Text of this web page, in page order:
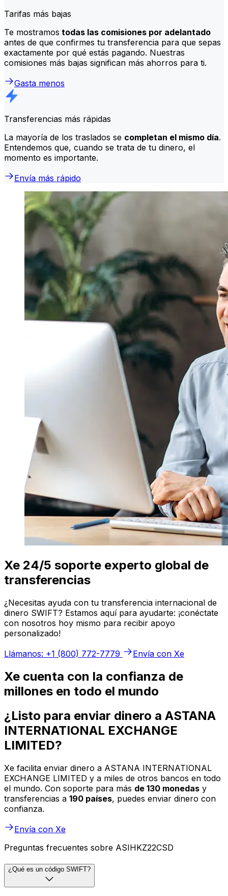
Tarifas más bajas
Te mostramos todas las comisiones por adelantado
antes de que confirmes tu transferencia para que sepas
exactamente por qué estás pagando. Nuestras
comisiones más bajas significan más ahorros para ti.
Gasta menos
Transferencias más rápidas
La mayoría de los traslados se completan el mismo día.
Entendemos que, cuando se trata de tu dinero, el
momento es importante.
Envía más rápido
Xe 24/5 soporte experto global de
transferencias
¿Necesitas ayuda con tu transferencia internacional de
dinero SWIFT? Estamos aquí para ayudarte: ¡conéctate
con nosotros hoy mismo para recibir apoyo
personalizado!
Llámanos: +1 (800) 772-7779
Envía con Xe
Xe cuenta con la confianza de
millones en todo el mundo
¿Listo para enviar dinero a ASTANA
INTERNATIONAL EXCHANGE
LIMITED?
Xe facilita enviar dinero a ASTANA INTERNATIONAL
EXCHANGE LIMITED y a miles de otros bancos en todo
el mundo. Con soporte para más de 130 monedas y
transferencias a 190 países, puedes enviar dinero con
confianza.
Envía con Xe
Preguntas frecuentes sobre ASIHKZ22CSD
¿Qué es un código SWIFT?